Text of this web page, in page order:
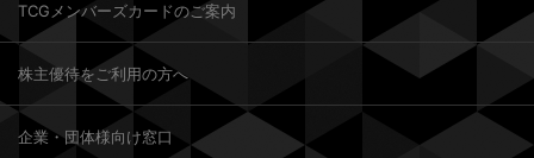
TCGメンバーズカードのご案内
株主優待をご利用の方へ
企業・団体様向け窓口